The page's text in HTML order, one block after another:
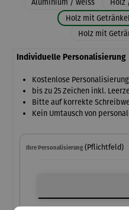
Aluminium / weiss
Holz
Holz mit
Holz mit
Individuelle Personalisierung
Kostenlose Personalisierung
bis zu 25 Zeichen inkl.
Bitte auf korrekte
Kein Umtausch von
Ihre Personalisierung (Pflichtfeld)